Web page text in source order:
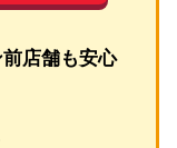
店舗も安心